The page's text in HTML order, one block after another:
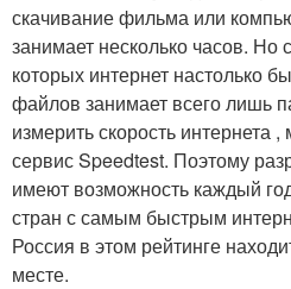
скачивание фильма или
занимает несколько часов. Но
которых интернет настолько
файлов занимает всего лишь
измерить скорость интернета
сервис Speedtest. Поэтому
имеют возможность каждый
стран с самым быстрым
Россия в этом рейтинге
месте.